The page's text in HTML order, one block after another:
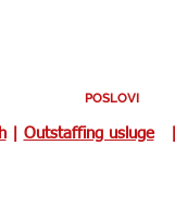
POSLOVI
| Outstaffing usluge|